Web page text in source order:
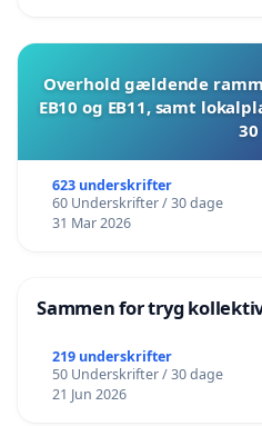
Overhold gældende
EB10 og EB11, samt
30
623 underskrifter
60 Underskrifter / 30 dage
31 Mar 2026
Sammen for tryg
219 underskrifter
50 Underskrifter / 30 dage
21 Jun 2026